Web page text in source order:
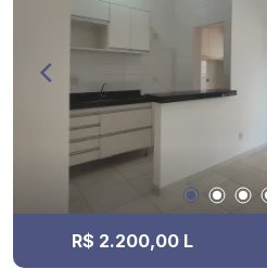
R$ 2.200,00 L